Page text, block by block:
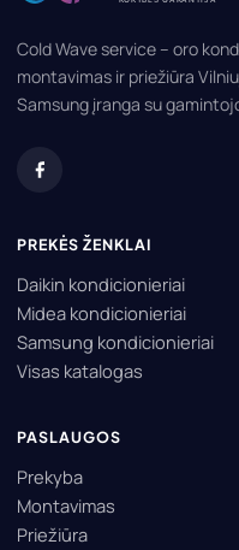
Cold Wave service – oro
montavimas ir priežiūra
Samsung įranga su
PREKĖS ŽENKLAI
Daikin kondicionieriai
Midea kondicionieriai
Samsung kondicionieriai
Visas katalogas
PASLAUGOS
Prekyba
Montavimas
Priežiūra